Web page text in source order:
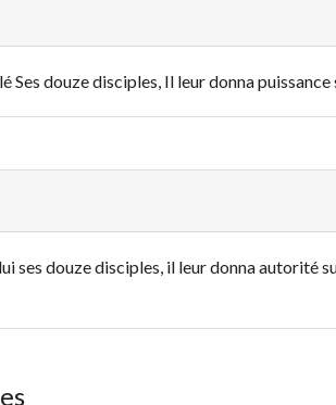
Ses douze disciples, Il leur donna
ses douze disciples, il leur donna autorité